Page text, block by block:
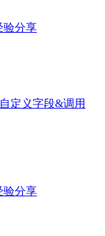
验分享
定义字段&调用
验分享